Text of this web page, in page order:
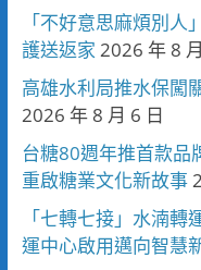
「不好意思麻煩別
護送返家 2026 年 8
高雄水利局推水保
2026 年 8 月 6 日
台糖80週年推首款
重啟糖業文化新故事
「七轉七接」水湳
運中心啟用邁向智慧